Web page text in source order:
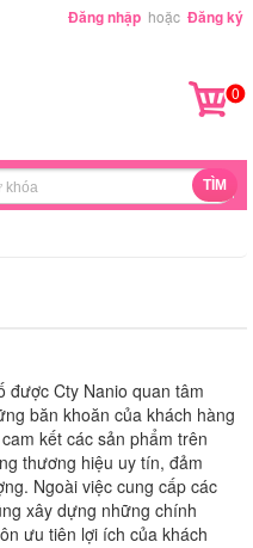
Đăng nhập hoặc Đăng ký
0
được Cty Nanio quan tâm
băn khoăn của khách hàng
kết các sản phẩm trên
thương hiệu uy tín, đảm
Ngoài việc cung cấp các
xây dựng những chính
ưu tiên lợi ích của khách